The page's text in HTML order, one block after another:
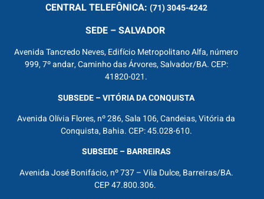
CENTRALTELEFÔNICA: (71) 3045-4242
SEDE – SALVADOR
Avenida Tancredo Neves, Edifício Metropolitano Alfa, número
999, 7º andar, Caminho das Árvores, Salvador/BA. CEP:
41820-021.
SUBSEDE – VITÓRIA DA CONQUISTA
Avenida Olívia Flores, nº 286, Sala 106, Candeias, Vitória da
Conquista, Bahia. CEP: 45.028-610.
SUBSEDE – BARREIRAS
Avenida José Bonifácio, nº 737 – Vila Dulce, Barreiras/BA.
CEP 47.800.306.